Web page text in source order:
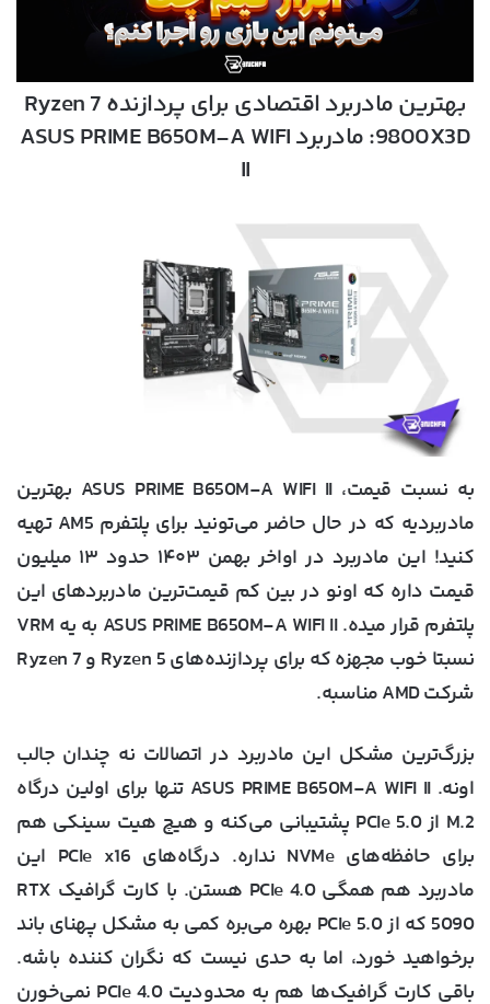
بهترین مادربرد اقتصادی برای پردازنده Ryzen 7
9800X3D: مادربرد ASUS PRIME B650M-A WIFI
II
به نسبت قیمت، ASUS PRIME B650M-A WIFI II بهترین
مادربردیه که در حال حاضر می‌تونید برای پلتفرم AM5 تهیه
کنید! این مادربرد در اواخر بهمن ۱۴۰۳ حدود ۱۳ میلیون
قیمت داره که اونو در بین کم قیمت‌ترین مادربردهای این
پلتفرم قرار میده. ASUS PRIME B650M-A WIFI II به یه VRM
نسبتا خوب مجهزه که برای پردازنده‌های Ryzen 5 و Ryzen 7
شرکت AMD مناسبه.
بزرگ‌ترین مشکل این مادربرد در اتصالات نه چندان جالب
اونه. ASUS PRIME B650M-A WIFI II تنها برای اولین درگاه
M.2 از PCIe 5.0 پشتیبانی می‌کنه و هیچ هیت سینکی هم
برای حافظه‌های NVMe نداره. درگاه‌های PCIe x16 این
مادربرد هم همگی PCIe 4.0 هستن. با کارت گرافیک RTX
5090 که از PCIe 5.0 بهره می‌بره کمی به مشکل پهنای باند
برخواهید خورد، اما به حدی نیست که نگران کننده باشه.
باقی کارت گرافیک‌ها هم به محدودیت PCIe 4.0 نمی‌خورن